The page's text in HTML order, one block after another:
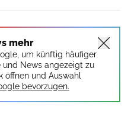
mehr
um künftig häufiger
und News angezeigt zu
öffnen und Auswahl
bevorzugen.